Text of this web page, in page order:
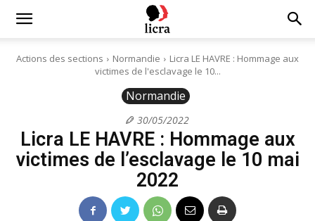
Licra
Antiraciste
Actions des sections Normandie
Licra LE HAVRE : Hommage aux
victimes de l'esclavage le 10...
Normandie
30/05/2022
Licra LE HAVRE : Hommage aux
victimes de l’esclavage le 10 mai
2022